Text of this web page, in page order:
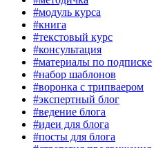
#модуль курса
#книга
#текстовый курс
#консультация
#материалы по подписке
#набор шаблонов
#воронка с трипваером
#экспертный блог
#ведение блога
#идеи для блога
#посты для блога